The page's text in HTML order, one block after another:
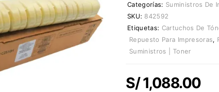
Categorías: Suministros De
SKU: 842592
Etiquetas: Cartuchos De
Repuesto Para Impresoras,
Suministros | Toner
S/1,088.00